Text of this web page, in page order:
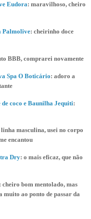
Eudora: maravilhoso, cheiro
Palmolive: cheirinho doce
BBB, comprarei novamente
Spa O Boticário: adoro a
coco e Baunilha Jequiti:
linha masculina, usei no corpo
encantou
Dry: o mais eficaz, que não
: cheiro bom mentolado, mas
muito ao ponto de passar da